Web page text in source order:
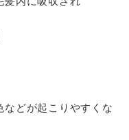
などが起こりやすくな